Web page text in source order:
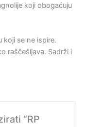
koji obogaćuju
koji se ne ispire.
raščešljava. Sadrži i
“RP